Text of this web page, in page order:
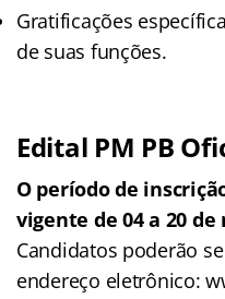
Gratificações
de suas funções.
Edital PM PB
O período de
vigente de 04 a 20 de
Candidatos poderão
endereço eletrônico: